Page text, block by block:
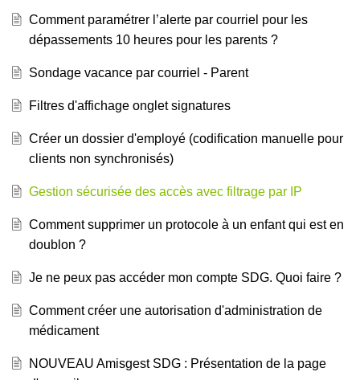
Comment paramétrer l’alerte par courriel pour les
dépassements 10 heures pour les parents ?
Sondage vacance par courriel - Parent
Filtres d'affichage onglet signatures
Créer un dossier d'employé (codification manuelle pour
clients non synchronisés)
Gestion sécurisée des accès avec filtrage par IP
Comment supprimer un protocole à un enfant qui est en
doublon ?
Je ne peux pas accéder mon compte SDG. Quoi faire ?
Comment créer une autorisation d'administration de
médicament
NOUVEAU Amisgest SDG : Présentation de la page